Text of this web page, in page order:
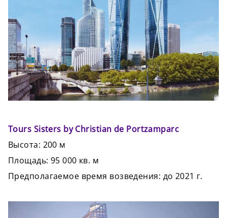
Tours Sisters by Christian de Portzamparc
Высота: 200 м
Площадь: 95 000 кв. м
Предполагаемое время возведения: до 2021 г.